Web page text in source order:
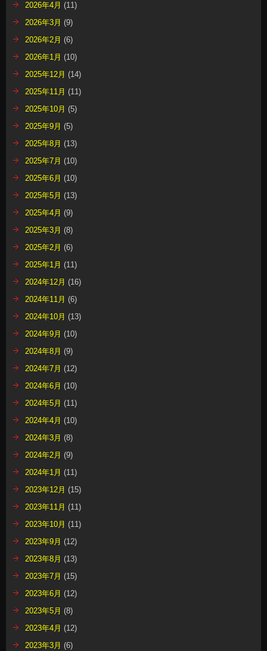
2026年4月 (11)
2026年3月 (9)
2026年2月 (6)
2026年1月 (10)
2025年12月 (14)
2025年11月 (11)
2025年10月 (5)
2025年9月 (5)
2025年8月 (13)
2025年7月 (10)
2025年6月 (10)
2025年5月 (13)
2025年4月 (9)
2025年3月 (8)
2025年2月 (6)
2025年1月 (11)
2024年12月 (16)
2024年11月 (6)
2024年10月 (13)
2024年9月 (10)
2024年8月 (9)
2024年7月 (12)
2024年6月 (10)
2024年5月 (11)
2024年4月 (10)
2024年3月 (8)
2024年2月 (9)
2024年1月 (11)
2023年12月 (15)
2023年11月 (11)
2023年10月 (11)
2023年9月 (12)
2023年8月 (13)
2023年7月 (15)
2023年6月 (12)
2023年5月 (8)
2023年4月 (12)
2023年3月 (6)